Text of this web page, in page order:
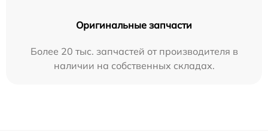
Оригинальные запчасти
Более 20 тыс. запчастей от производителя в
наличии на собственных складах.